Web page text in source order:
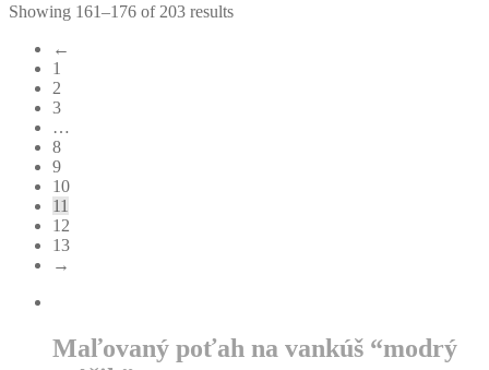
Showing 161–176 of 203 results
←
1
2
3
…
8
9
10
11
12
13
→
Maľovaný poťah na vankúš “modrý